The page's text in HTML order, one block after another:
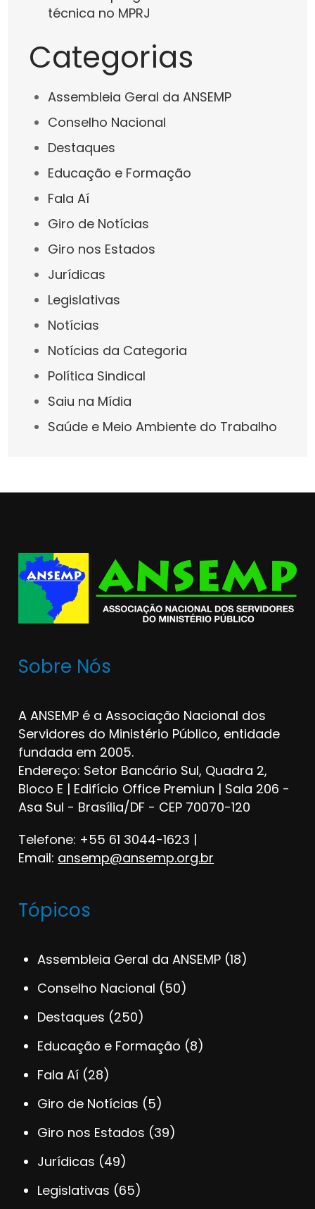
técnica no MPRJ
Categorias
Assembleia Geral da ANSEMP
Conselho Nacional
Destaques
Educação e Formação
Fala Aí
Giro de Notícias
Giro nos Estados
Jurídicas
Legislativas
Notícias
Notícias da Categoria
Política Sindical
Saiu na Mídia
Saúde e Meio Ambiente do Trabalho
Sobre Nós
A ANSEMP é a Associação Nacional dos
Servidores do Ministério Público, entidade
fundada em 2005.
Endereço: Setor Bancário Sul, Quadra 2,
Bloco E | Edifício Office Premiun | Sala 206 -
Asa Sul - Brasília/DF - CEP 70070-120
Telefone: +55 61 3044-1623 |
Email: ansemp@ansemp.org.br
Tópicos
Assembleia Geral da ANSEMP (18)
Conselho Nacional (50)
Destaques (250)
Educação e Formação (8)
Fala Aí (28)
Giro de Notícias (5)
Giro nos Estados (39)
Jurídicas (49)
Legislativas (65)